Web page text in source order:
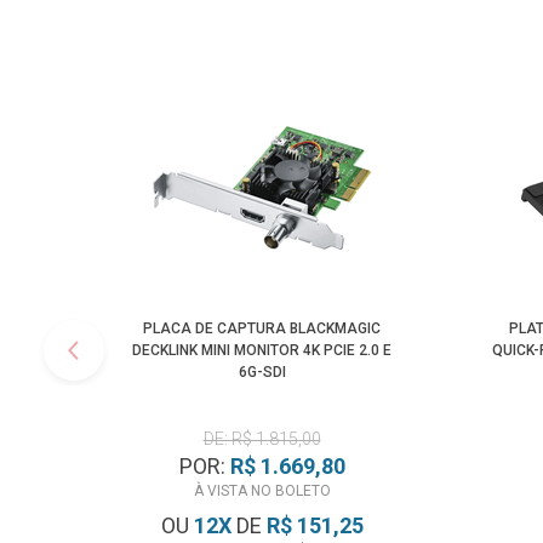
PLACA DE CAPTURA BLACKMAGIC
DECKLINK MINI MONITOR 4K PCIE 2.0 E
6G-SDI
DE: R$ 1.815,00
POR: R$ 1.669,80
À VISTA NO BOLETO
OU 12XDE R$ 151,25